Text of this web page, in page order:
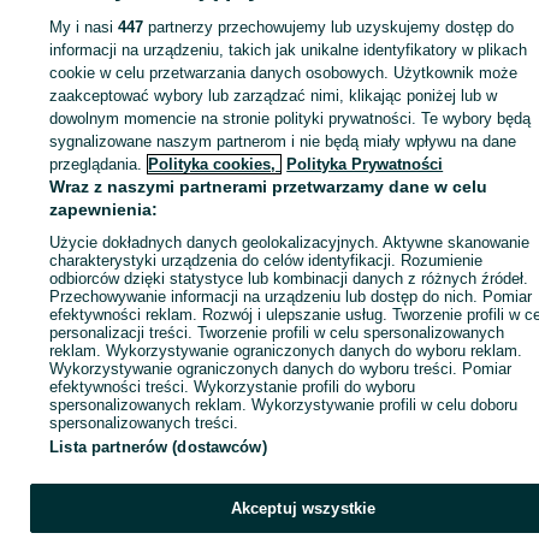
KATEGORIA
ID:744429032
Zadzwoń / SMS
My i nasi447 partnerzy przechowujemy lub uzyskujemy dostęp do
informacji na urządzeniu, takich jak unikalne identyfikatory w plikach
cookie w celu przetwarzania danych osobowych. Użytkownik może
zaakceptować wybory lub zarządzać nimi, klikając poniżej lub w
dowolnym momencie na stronie polityki prywatności. Te wybory będą
sygnalizowane naszym partnerom i nie będą miały wpływu na dane
przeglądania. Polityka cookies, Polityka Prywatności
Wraz z naszymi partnerami przetwarzamy dane w celu
zapewnienia:
Użycie dokładnych danych geolokalizacyjnych. Aktywne skanowanie
charakterystyki urządzenia do celów identyfikacji. Rozumienie
odbiorców dzięki statystyce lub kombinacji danych z różnych źródeł.
Przechowywanie informacji na urządzeniu lub dostęp do nich. Pomiar
efektywności reklam. Rozwój i ulepszanie usług. Tworzenie profili w
personalizacji treści. Tworzenie profili w celu spersonalizowanych
reklam. Wykorzystywanie ograniczonych danych do wyboru reklam.
Wykorzystywanie ograniczonych danych do wyboru treści. Pomiar
efektywności treści. Wykorzystanie profili do wyboru
spersonalizowanych reklam. Wykorzystywanie profili w celu doboru
spersonalizowanych treści.
Lista partnerów (dostawców)
Akceptuj wszystkie